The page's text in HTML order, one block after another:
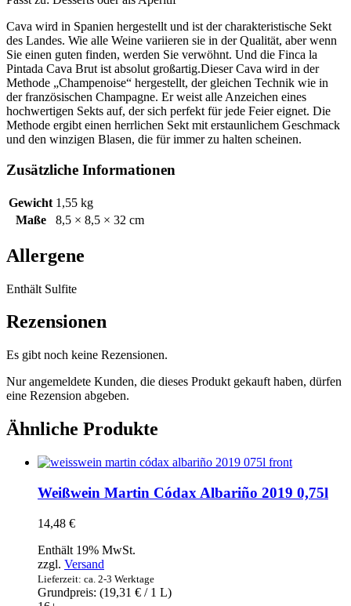
Cava wird in Spanien hergestellt und ist der charakteristische Sekt
des Landes. Wie alle Weine variieren sie in der Qualität, aber wenn
Sie einen guten finden, werden Sie verwöhnt. Und die Finca la
Pintada Cava Brut ist absolut großartig.Dieser Cava wird in der
Methode „Champenoise“ hergestellt, der gleichen Technik wie in
der französischen Champagne. Er weist alle Anzeichen eines
hochwertigen Sekts auf, der sich perfekt für jede Feier eignet. Die
Methode ergibt einen herrlichen Sekt mit erstaunlichem Geschmack
und den winzigen Blasen, die für immer zu halten scheinen.
Zusätzliche Informationen
Gewicht 1,55 kg
Maße
8,5 × 8,5 × 32 cm
Allergene
Enthält Sulfite
Rezensionen
Es gibt noch keine Rezensionen.
Nur angemeldete Kunden, die dieses Produkt gekauft haben, dürfen
eine Rezension abgeben.
Ähnliche Produkte
Weißwein Martin Códax Albariño 2019 0,75l
14,48 €
Enthält 19% MwSt.
zzgl. Versand
Lieferzeit: ca. 2-3 Werktage
Grundpreis: (19,31 € / 1 L)